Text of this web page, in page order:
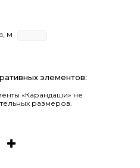
м
элементов:
«Карандаши» не
размеров.